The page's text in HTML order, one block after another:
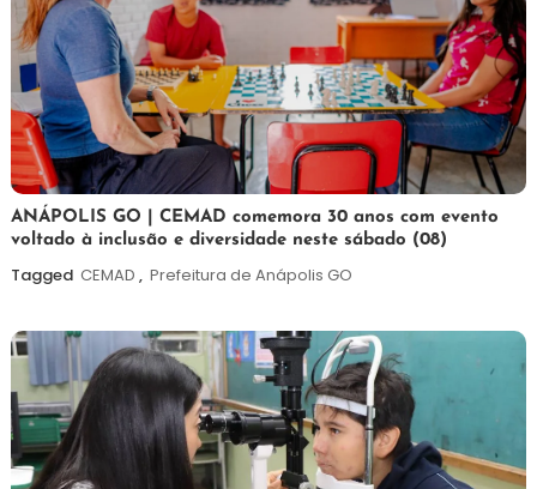
7
de
agosto
Maurilio
ANÁPOLIS GO | CEMAD comemora 30 anos com evento
voltado à inclusão e diversidade neste sábado (08)
Tagged CEMAD , Prefeitura de Anápolis GO